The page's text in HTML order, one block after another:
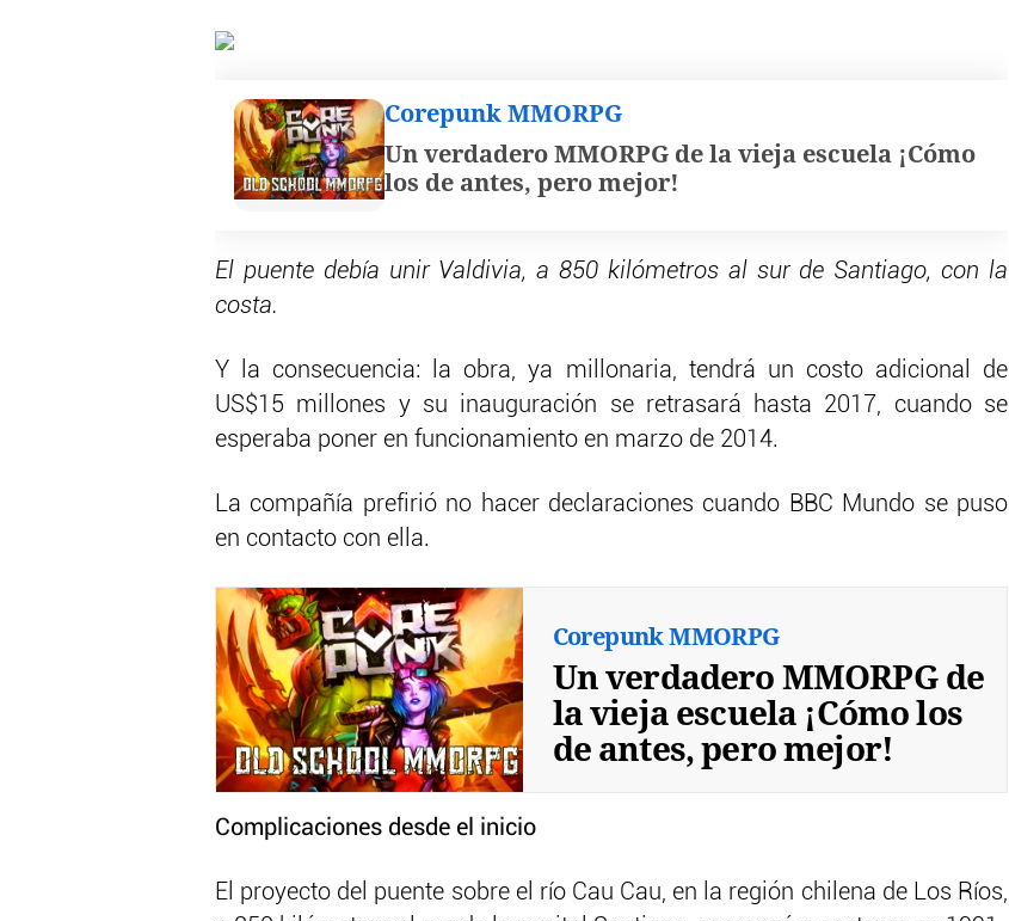
Corepunk MMORPG
Un verdadero MMORPG de la vieja escuela ¡Cómo
los de antes, pero mejor!
El puente debía unir Valdivia, a 850 kilómetros al sur de Santiago, con la
costa.
Y la consecuencia: la obra, ya millonaria, tendrá un costo adicional de
US$15 millones y su inauguración se retrasará hasta 2017, cuando se
esperaba poner en funcionamiento en marzo de 2014.
La compañía prefirió no hacer declaraciones cuando BBC Mundo se puso
en contacto con ella.
Corepunk MMORPG
Un verdadero MMORPG de
la vieja escuela ¡Cómo los
de antes, pero mejor!
Complicaciones desde el inicio
El proyecto del puente sobre el río Cau Cau, en la región chilena de Los Ríos,